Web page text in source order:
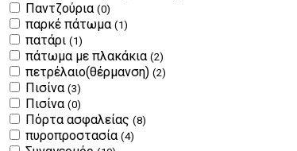
Παντζούρια (0)
παρκέ πάτωμα (1)
πατάρι (1)
πάτωμα με πλακάκια (2)
πετρέλαιο(θέρμανση) (2)
Πισίνα (3)
Πισίνα (0)
Πόρτα ασφαλείας (8)
πυροπροστασία (4)